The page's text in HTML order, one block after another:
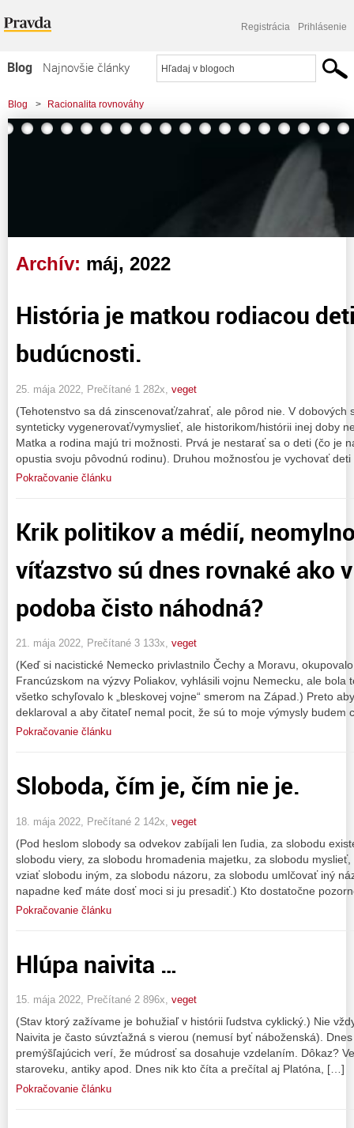
Registrácia Prihlásenie
Blog
Najnovšie články
Najčítanejšie články
Najkomentovanejšie články
Blog > Racionalita rovnováhy
Archív: máj, 2022
História je matkou rodiacou
budúcnosti.
25. mája 2022, Prečítané 1 282x, veget
(Tehotenstvo sa dá zinscenovať/zahrať, ale pôrod nie. V dobových
synteticky vygenerovať/vymyslieť, ale historikom/histórii inej doby
Matka a rodina majú tri možnosti. Prvá je nestarať sa o deti (čo je
opustia svoju pôvodnú rodinu). Druhou možnosťou je vychovať
Pokračovanie článku
Krik politikov a médií,
víťazstvo sú dnes rovnaké ako
podoba čisto náhodná?
21. mája 2022, Prečítané 3 133x, veget
(Keď si nacistické Nemecko privlastnilo Čechy a Moravu,
Francúzskom na výzvy Poliakov, vyhlásili vojnu Nemecku, ale bola
všetko schyľovalo k „bleskovej vojne“ smerom na Západ.) Preto
deklaroval a aby čitateľ nemal pocit, že sú to moje výmysly budem
Pokračovanie článku
Sloboda, čím je, čím nie je.
18. mája 2022, Prečítané 2 142x, veget
(Pod heslom slobody sa odvekov zabíjali len ľudia, za slobodu
slobodu viery, za slobodu hromadenia majetku, za slobodu
vziať slobodu iným, za slobodu názoru, za slobodu umlčovať iný
napadne keď máte dosť moci si ju presadiť.) Kto dostatočne
Pokračovanie článku
Hlúpa naivita …
15. mája 2022, Prečítané 2 896x, veget
(Stav ktorý zažívame je bohužiaľ v histórii ľudstva cyklický.) Nie
Naivita je často súvzťažná s vierou (nemusí byť náboženská).
premýšľajúcich verí, že múdrosť sa dosahuje vzdelaním. Dôkaz?
staroveku, antiky apod. Dnes nik kto číta a prečítal aj Platóna, […]
Pokračovanie článku